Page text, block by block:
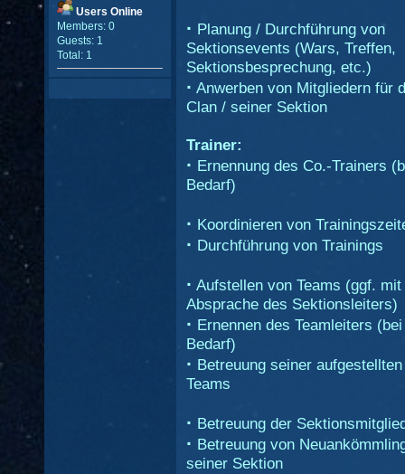
Users Online
Members: 0
Guests: 1
Total: 1
· Planung / Durchführung von
Sektionsevents (Wars, Treffen,
Sektionsbesprechung, etc.)
· Anwerben von Mitgliedern für
Clan / seiner Sektion
Trainer:
· Ernennung des Co.-Trainers
Bedarf)
· Koordinieren von
· Durchführung von Trainings
· Aufstellen von Teams (ggf. mit
Absprache des Sektionsleiters)
· Ernennen des Teamleiters (bei
Bedarf)
· Betreuung seiner aufgestellten
Teams
· Betreuung der
· Betreuung von
seiner Sektion